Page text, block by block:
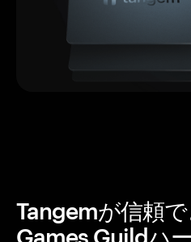
Tangemが信頼
Games Guildハ